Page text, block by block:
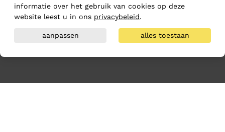
informatie over het gebruik van cookies op deze
website leest u in ons privacybeleid.
aanpassen alles toestaan